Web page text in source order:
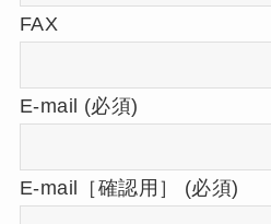
FAX
E-mail (必須)
E-mail［確認用］ (必須)
レスをご利用の方は、弊社か
うことが頻出しています。
スからのお申し込みをお願い
※上記以外のメールアドレス
できるよう、事前に個別の受
でお申し込みください。